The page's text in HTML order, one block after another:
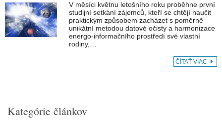
V měsíci květnu letošního roku proběhne první
studijní setkání zájemců, kteří se chtějí naučit
praktickým způsobem zacházet s poměrně
unikátní metodou datové očisty a harmonizace
energo-informačního prostředí své vlastní
rodiny,…
ČÍTAŤ VIAC
Kategórie článkov